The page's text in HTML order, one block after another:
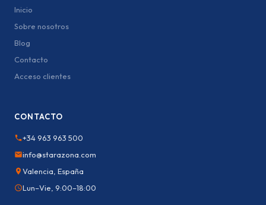
Inicio
Sobre nosotros
Blog
Contacto
Acceso clientes
CONTACTO
+34 963 963 500
info@starazona.com
Valencia, España
Lun–Vie, 9:00–18:00